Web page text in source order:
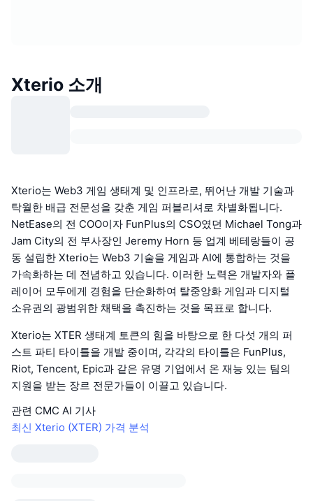
Xterio 소개
Xterio는 Web3 게임 생태계 및 인프라로, 뛰어난 개발 기술과
탁월한 배급 전문성을 갖춘 게임 퍼블리셔로 차별화됩니다.
NetEase의 전 COO이자 FunPlus의 CSO였던 Michael Tong과
Jam City의 전 부사장인 Jeremy Horn 등 업계 베테랑들이 공
동 설립한 Xterio는 Web3 기술을 게임과 AI에 통합하는 것을
가속화하는 데 전념하고 있습니다. 이러한 노력은 개발자와 플
레이어 모두에게 경험을 단순화하여 탈중앙화 게임과 디지털
소유권의 광범위한 채택을 촉진하는 것을 목표로 합니다.
Xterio는 XTER 생태계 토큰의 힘을 바탕으로 한 다섯 개의 퍼
스트 파티 타이틀을 개발 중이며, 각각의 타이틀은 FunPlus,
Riot, Tencent, Epic과 같은 유명 기업에서 온 재능 있는 팀의
지원을 받는 장르 전문가들이 이끌고 있습니다.
관련 CMC AI 기사
최신 Xterio (XTER) 가격 분석